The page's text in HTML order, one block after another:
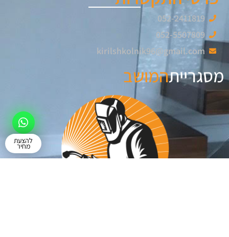
052-2411819
052-5507809
kirilshkolnik96@gmail.com
מסגרייתהמושב
להצעת
מחיר